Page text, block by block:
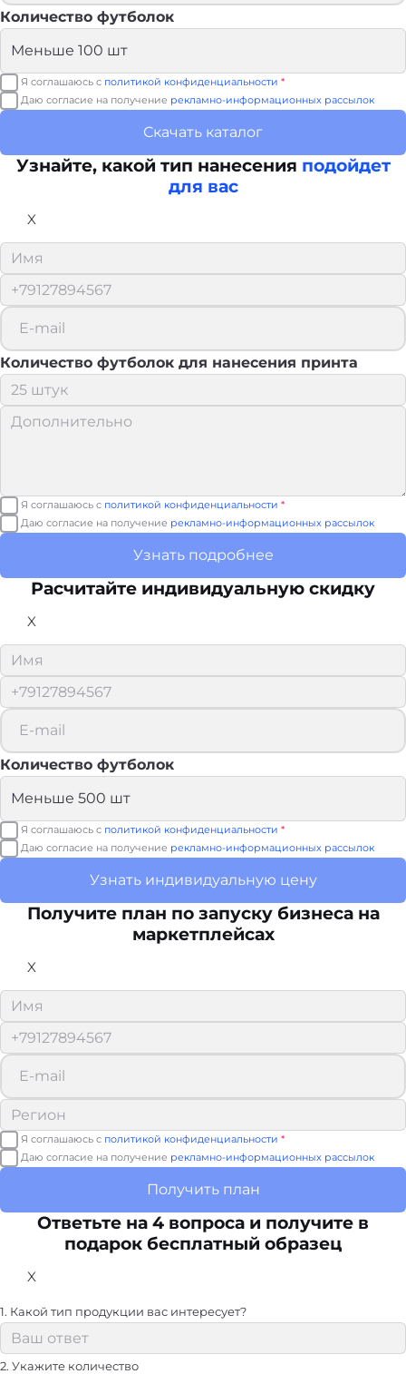
Количество футболок
Я соглашаюсь с политикой конфиденциальности *
Даю согласие на получение рекламно-информационных рассылок
Скачать каталог
Узнайте, какой тип нанесения подойдет
для вас
X
Количество футболок для нанесения принта
Я соглашаюсь с политикой конфиденциальности *
Даю согласие на получение рекламно-информационных рассылок
Узнать подробнее
Расчитайте индивидуальную скидку
X
Количество футболок
Я соглашаюсь с политикой конфиденциальности *
Даю согласие на получение рекламно-информационных рассылок
Узнать индивидуальную цену
Получите план по запуску бизнеса на
маркетплейсах
X
Я соглашаюсь с политикой конфиденциальности *
Даю согласие на получение рекламно-информационных рассылок
Получить план
Ответьте на 4 вопроса и получите в
подарок бесплатный образец
X
1. Какой тип продукции вас интересует?
2. Укажите количество